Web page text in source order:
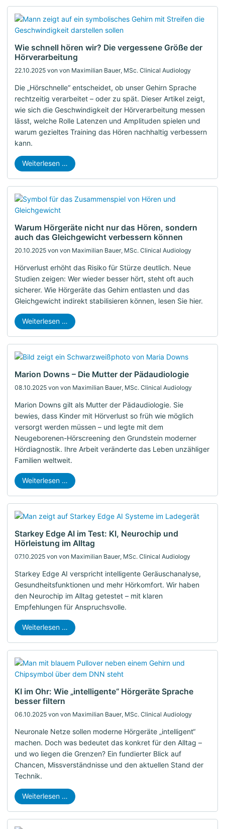
22.10.2025 von von Maximilian Bauer, MSc. Clinical Audiology
Wie schnell hören wir? Die vergessene Größe der
Hörverarbeitung
Die „Hörschnelle“ entscheidet, ob unser Gehirn Sprache
rechtzeitig verarbeitet – oder zu spät. Dieser Artikel zeigt,
wie sich die Geschwindigkeit der Hörverarbeitung messen
lässt, welche Rolle Latenzen und Amplituden spielen und
warum gezieltes Training das Hören nachhaltig verbessern
kann.
Weiterlesen …
20.10.2025 von von Maximilian Bauer, MSc. Clinical Audiology
Warum Hörgeräte nicht nur das Hören, sondern
auch das Gleichgewicht verbessern können
Hörverlust erhöht das Risiko für Stürze deutlich. Neue
Studien zeigen: Wer wieder besser hört, steht oft auch
sicherer. Wie Hörgeräte das Gehirn entlasten und das
Gleichgewicht indirekt stabilisieren können, lesen Sie hier.
Weiterlesen …
08.10.2025 von von Maximilian Bauer, MSc. Clinical Audiology
Marion Downs – Die Mutter der Pädaudiologie
Marion Downs gilt als Mutter der Pädaudiologie. Sie
bewies, dass Kinder mit Hörverlust so früh wie möglich
versorgt werden müssen – und legte mit dem
Neugeborenen-Hörscreening den Grundstein moderner
Hördiagnostik. Ihre Arbeit veränderte das Leben unzähliger
Familien weltweit.
Weiterlesen …
07.10.2025 von von Maximilian Bauer, MSc. Clinical Audiology
Starkey Edge AI im Test: KI, Neurochip und
Hörleistung im Alltag
Starkey Edge AI verspricht intelligente Geräuschanalyse,
Gesundheitsfunktionen und mehr Hörkomfort. Wir haben
den Neurochip im Alltag getestet – mit klaren
Empfehlungen für Anspruchsvolle.
Weiterlesen …
06.10.2025 von von Maximilian Bauer, MSc. Clinical Audiology
KI im Ohr: Wie „intelligente“ Hörgeräte Sprache
besser filtern
Neuronale Netze sollen moderne Hörgeräte „intelligent“
machen. Doch was bedeutet das konkret für den Alltag –
und wo liegen die Grenzen? Ein fundierter Blick auf
Chancen, Missverständnisse und den aktuellen Stand der
Technik.
Weiterlesen …